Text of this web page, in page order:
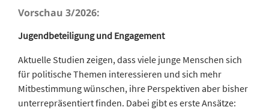
Vorschau 3/2026:
Jugendbeteiligung und Engagement
Aktuelle Studien zeigen, dass viele junge Menschen sich
für politische Themen interessieren und sich mehr
Mitbestimmung wünschen, ihre Perspektiven aber bisher
unterrepräsentiert finden. Dabei gibt es erste Ansätze: